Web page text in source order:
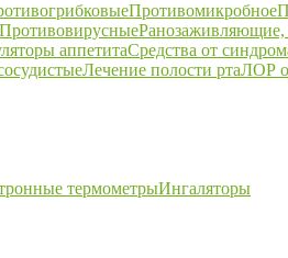
Противомикробное
Противовирусные
аппетитаСредства от
Лечение полости ртаЛОР
термометрыИнгаляторы